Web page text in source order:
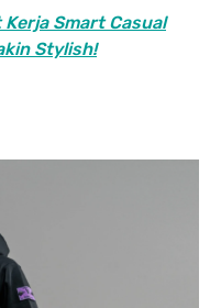
Smart Casual
Stylish!